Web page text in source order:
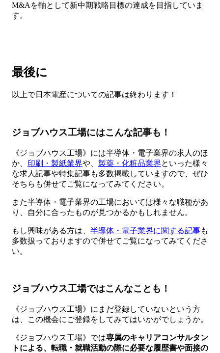
M&Aを軸として新中期戦略目標の達成を目指していま
す。
最後に
以上で日本電産についての記事は終わります！
ジョブハウス工場にはこんな記事も！
《ジョブハウス工場》には半導体・電子業界の求人のほ
か、 印刷・製紙業界や、 製薬・化粧品業界といった様々
な求人記事や特集記事も多数掲載していますので、ぜひ
そちらも併せてご覧になってみてください。
また半導体・電子業界の工場においては様々な職種があ
り、自分に合ったものが見つかるかもしれません。
もし興味がある方は、 半導体・電子業界に関する記事も
多数扱っておりますので併せてご覧になってみてくださ
い。
ジョブハウス工場ではこんなことも！
《ジョブハウス工場》にまだ登録していないという方
は、この機会にご登録をしてみてはいかがでしょうか。
《ジョブハウス工場》では専属のキャリアコンサルタン
トによる、転職・就職活動の際に必要な履歴書や面接の